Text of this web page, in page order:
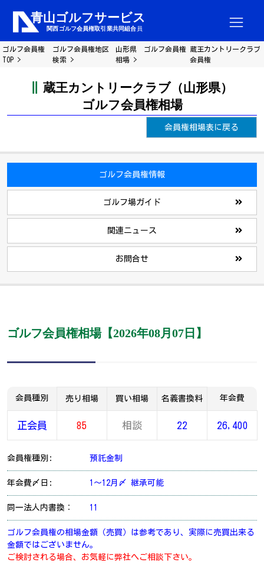
ゴルフ会員権
TOP
ゴルフ会員権地区
検索
山形県 ゴルフ会員権
相場
蔵王カントリークラブ
会員権
蔵王カントリークラブ（山形県）
ゴルフ会員権相場
会員権相場表に戻る
ゴルフ会員権情報
ゴルフ場ガイド
関連ニュース
お問合せ
ゴルフ会員権相場【2026年08月07日】
会員種別 売り相場 買い相場 名義書換料 年会費
正会員 85 相談 22 26,400
会員権種別: 預託金制
年会費〆日: 1～12月〆 継承可能
同一法人内書換： 11
ゴルフ会員権の相場金額（売買）は参考であり、実際に売買出来る
金額ではございません。
ご検討される場合、お気軽に弊社へご相談下さい。